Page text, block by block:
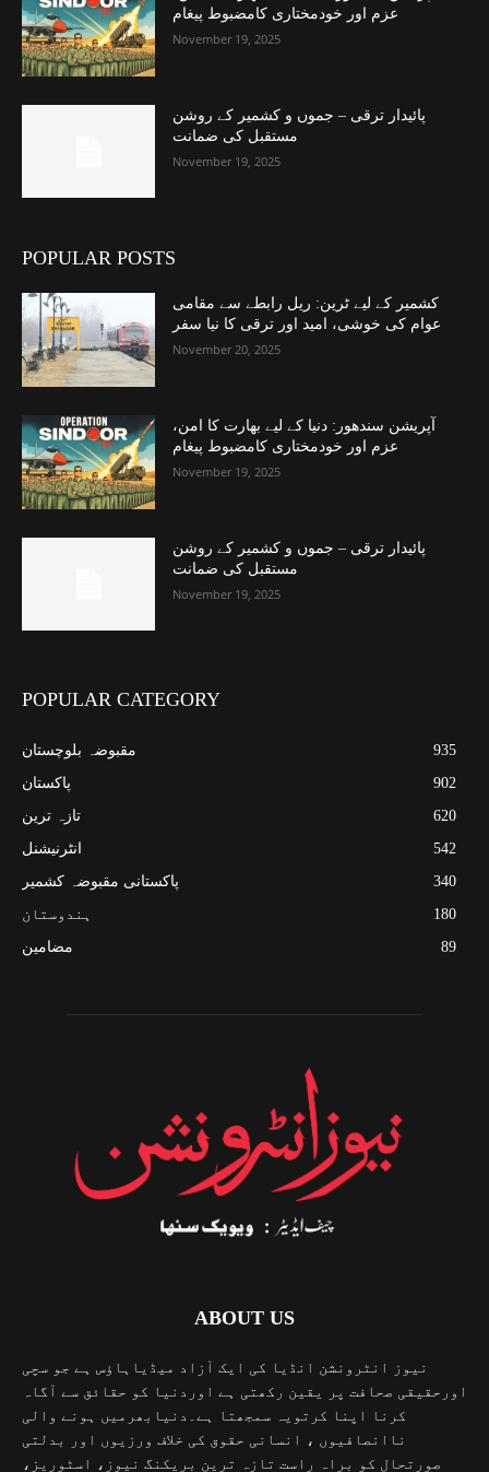
عزم اور خودمختاری کامضبوط پیغام
November 19, 2025
پائیدار ترقی – جموں و کشمیر کے روشن
مستقبل کی ضمانت
November 19, 2025
POPULAR POSTS
کشمیر کے لیے ٹرین: ریل رابطے سے مقامی
عوام کی خوشی، امید اور ترقی کا نیا سفر
November 20, 2025
آپریشن سندھور: دنیا کے لیے بھارت کا امن،
عزم اور خودمختاری کامضبوط پیغام
November 19, 2025
پائیدار ترقی – جموں و کشمیر کے روشن
مستقبل کی ضمانت
November 19, 2025
POPULAR CATEGORY
مقبوضہ بلوچستان
935
پاکستان
902
تازہ ترین
620
انٹرنیشنل
542
پاکستانی مقبوضہ کشمیر
340
ہندوستان
180
مضامین
89
ABOUT US
نیوز انٹرونشن انڈیا کی ایک آزاد میڈیاہاؤس ہے جو سچی
اورحقیقی صحافت پر یقین رکھتی ہے اوردنیا کو حقائق سے آگاہ
کرنا اپنا کرتویہ سمجھتا ہے۔دنیابھرمیں ہونے والی
ناانصافیوں ، انسانی حقوق کی خلاف ورزیوں اور بدلتی
صورتحال کو براہ راست تازہ ترین بریکنگ نیوز، اسٹوریز،